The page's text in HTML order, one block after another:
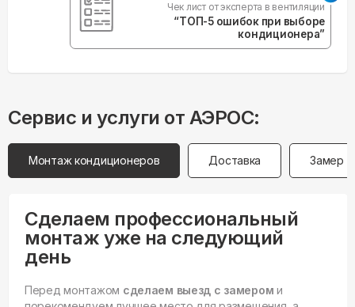
Чек лист от эксперта в вентиляции
“ТОП-5 ошибок при выборе
кондиционера”
Сервис и услуги от АЭРОС:
Монтаж кондиционеров Доставка Замер
Сделаем профессиональный
монтаж уже на следующий
день
Перед монтажом сделаем выезд с замером и